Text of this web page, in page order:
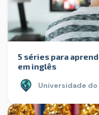
5 séries para
em inglês
Universidade